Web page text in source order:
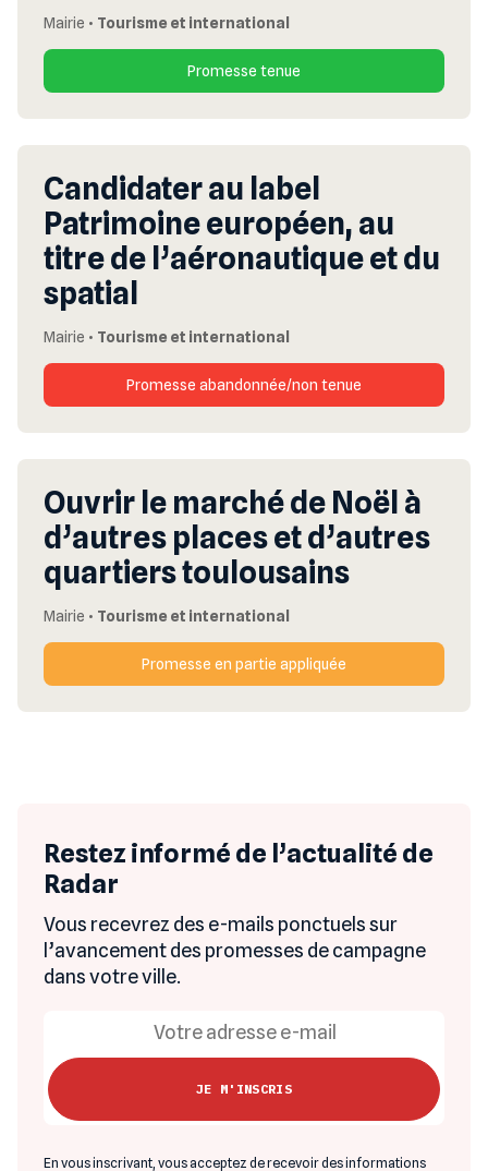
Mairie • Tourisme et international
Promesse tenue
Candidater au label
Patrimoine européen, au
titre de l’aéronautique et du
spatial
Mairie • Tourisme et international
Promesse abandonnée/non tenue
Ouvrir le marché de Noël à
d’autres places et d’autres
quartiers toulousains
Mairie • Tourisme et international
Promesse en partie appliquée
Restez informé de l’actualité de
Radar
Vous recevrez des e-mails ponctuels sur
l’avancement des promesses de campagne
dans votre ville.
En vous inscrivant, vous acceptez de recevoir des informations